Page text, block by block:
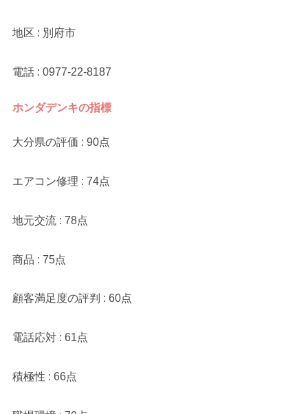
地区 : 別府市
電話 : 0977-22-8187
ホンダデンキの指標
大分県の評価 : 90点
エアコン修理 : 74点
地元交流 : 78点
商品 : 75点
顧客満足度の評判 : 60点
電話応対 : 61点
積極性 : 66点